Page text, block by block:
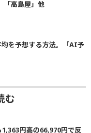
「高島屋」他
を予想する方法。「AI予
む
1,363円高の66,970円で反